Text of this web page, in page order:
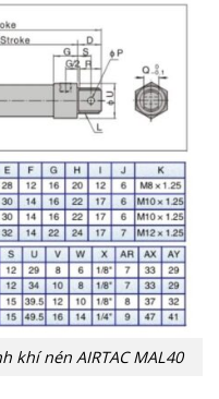
khí nén AIRTAC MAL40